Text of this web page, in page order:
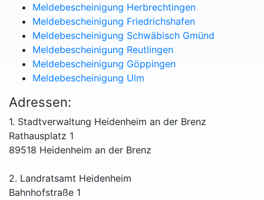
Meldebescheinigung Herbrechtingen
Meldebescheinigung Friedrichshafen
Meldebescheinigung Schwäbisch Gmünd
Meldebescheinigung Reutlingen
Meldebescheinigung Göppingen
Meldebescheinigung Ulm
Adressen:
1. Stadtverwaltung Heidenheim an der Brenz
Rathausplatz 1
89518 Heidenheim an der Brenz
2. Landratsamt Heidenheim
Bahnhofstraße 1